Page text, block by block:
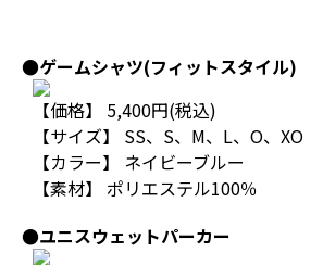
●ゲームシャツ(フィットスタイル)
【価格】 5,400円(税込)
【サイズ】 SS、S、M、L、O、XO
【カラー】 ネイビーブルー
【素材】 ポリエステル100％
●ユニスウェットパーカー